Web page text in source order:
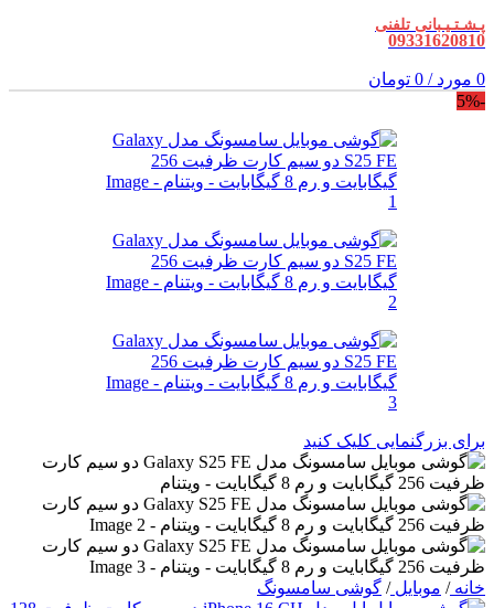
پـشـتـیـبانی تلفنی
09331620810
0 مورد /
0 تومان
-5%
برای بزرگنمایی کلیک کنید
خانه/ موبایل/ گوشی سامسونگ